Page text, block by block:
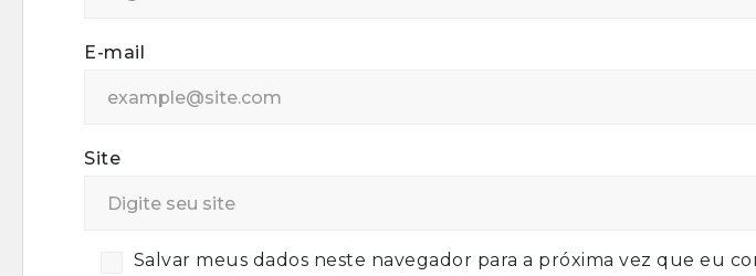
E-mail
Site
Salvar meus dados neste navegador para a próxima vez que eu